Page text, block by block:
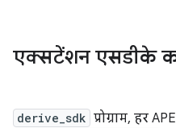
एक्सटेंशन एसडीके
derive_sdk प्रोग्राम, हर